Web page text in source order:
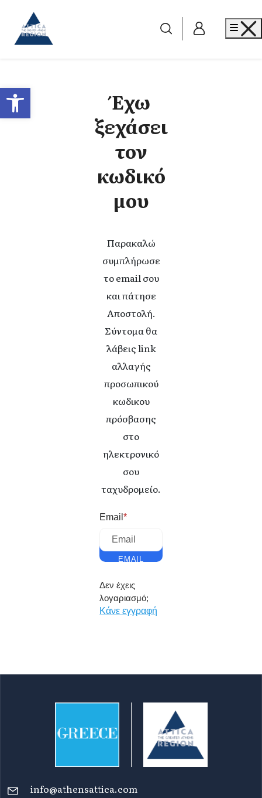
Ανοίξτε τη γραμμή εργαλείων
Go to home
Έχω
ξεχάσει
τον
κωδικό
μου
Παρακαλώ
συμπλήρωσε
το email σου
και πάτησε
Αποστολή.
Σύντομα θα
λάβεις link
αλλαγής
προσωπικού
κωδικου
πρόσβασης
στο
ηλεκτρονικό
σου
ταχυδρομείο.
Email*
EMAIL
Δεν έχεις
λογαριασμό;
Κάνε εγγραφή
info@athensattica.com